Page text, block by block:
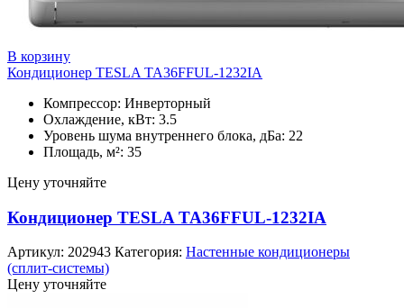
В корзину
Кондиционер TESLA TA36FFUL-1232IA
Компрессор: Инверторный
Охлаждение, кВт: 3.5
Уровень шума внутреннего блока, дБа: 22
Площадь, м²: 35
Цену уточняйте
Кондиционер TESLA TA36FFUL-1232IA
Артикул: 202943 Категория: Настенные кондиционеры
(сплит-системы)
Цену уточняйте